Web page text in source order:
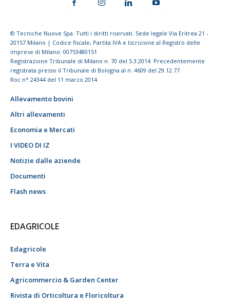
© Tecniche Nuove Spa. Tutti i diritti riservati. Sede legale Via Eritrea 21 -
20157 Milano | Codice fiscale, Partita IVA e Iscrizione al Registro delle
imprese di Milano: 00753480151
Registrazione Tribunale di Milano n. 70 del 5.3.2014. Precedentemente
registrata presso il Tribunale di Bologna al n. 4609 del 29.12.77
Roc n° 24344 del 11 marzo 2014
Allevamento bovini
Altri allevamenti
Economia e Mercati
I VIDEO DI IZ
Notizie dalle aziende
Documenti
Flash news
EDAGRICOLE
Edagricole
Terra e Vita
Agricommercio & Garden Center
Rivista di Orticoltura e Floricoltura